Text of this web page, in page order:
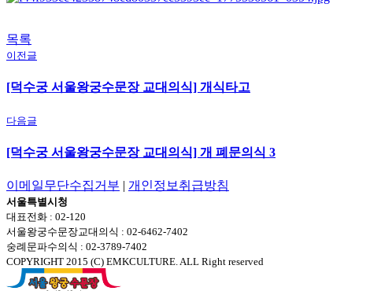
목록
이전글
[덕수궁 서울왕궁수문장 교대의식] 개식타고
다음글
[덕수궁 서울왕궁수문장 교대의식] 개 폐문의식 3
이메일무단수집거부 | 개인정보취급방침
서울특별시청
대표전화 : 02-120
서울왕궁수문장교대의식 : 02-6462-7402
숭례문파수의식 : 02-3789-7402
COPYRIGHT 2015 (C) EMKCULTURE. ALL Right reserved